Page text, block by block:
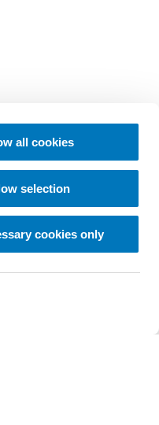
all cookies
selection
cookies only